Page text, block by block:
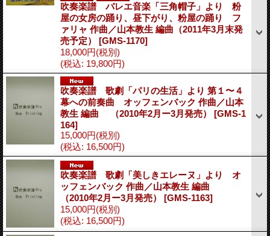
吹奏楽譜 バレエ音楽「三角帽子」より 粉
屋の女房の踊り、昼下がり、粉屋の踊り フ
ァリャ 作曲／山本教生 編曲（2011年3月末発
売予定） [GMS-1170]
18,000円(税別)
(税込: 19,800円)
吹奏楽譜 歌劇「パリの生活」より 第１〜４
幕への前奏曲 オッフェンバック 作曲／山本
教生 編曲 （2010年2月ー3月発売） [GMS-1
164]
15,000円(税別)
(税込: 16,500円)
吹奏楽譜 歌劇「美しきエレーヌ」より オ
ッフェンバック 作曲／山本教生 編曲
（2010年2月ー3月発売） [GMS-1163]
15,000円(税別)
(税込: 16,500円)